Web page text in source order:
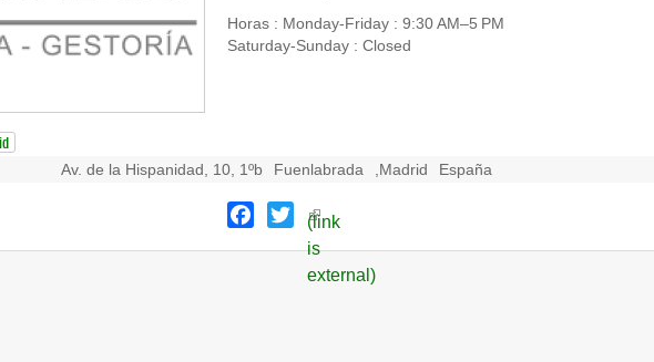
Horas : Monday-Friday : 9:30 AM–5 PM
Saturday-Sunday : Closed
Av. de la Hispanidad, 10, 1ºb Fuenlabrada Madrid España
Facebook
Twitter
(link
is
external)